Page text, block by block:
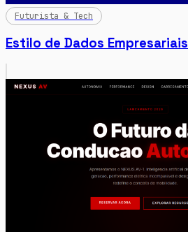
Futurista & Tech
Estilo de Dados Empresariais